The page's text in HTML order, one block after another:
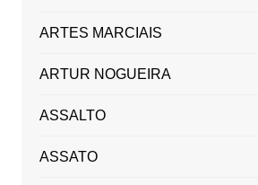
ARTES MARCIAIS
ARTUR NOGUEIRA
ASSALTO
ASSATO